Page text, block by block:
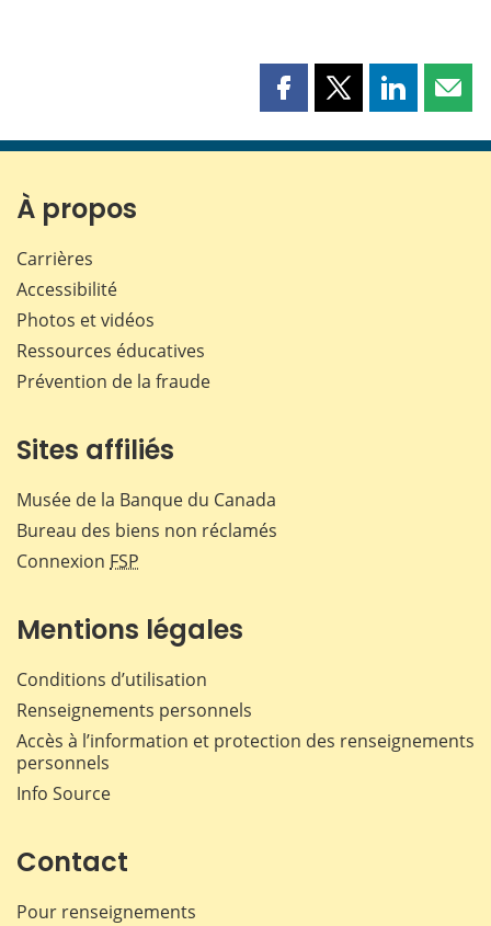
Partager
page
Partager
page
Partager
page page
À propos
Carrières
Accessibilité
Photos et vidéos
Ressources éducatives
Prévention de la fraude
Sites affiliés
Musée de la Banque du Canada
Bureau des biens non réclamés
Connexion FSP
Mentions légales
Conditions d’utilisation
Renseignements personnels
Accès à l’information et protection des renseignements
personnels
Info Source
Contact
Pour renseignements